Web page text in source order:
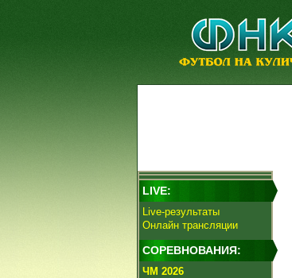
LIVE:
Live-результаты
Онлайн трансляции
СОРЕВНОВАНИЯ:
ЧМ 2026